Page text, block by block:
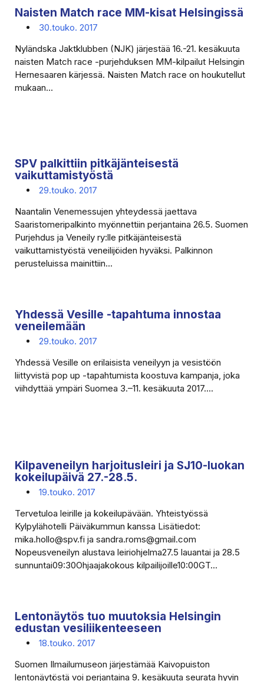
Naisten Match race MM-kisat Helsingissä
30.touko. 2017
Nyländska Jaktklubben (NJK) järjestää 16.-21. kesäkuuta
naisten Match race -purjehduksen MM-kilpailut Helsingin
Hernesaaren kärjessä. Naisten Match race on houkutellut
mukaan...
SPV palkittiin pitkäjänteisestä
vaikuttamistyöstä
29.touko. 2017
Naantalin Venemessujen yhteydessä jaettava
Saaristomeripalkinto myönnettiin perjantaina 26.5. Suomen
Purjehdus ja Veneily ry:lle pitkäjänteisestä
vaikuttamistyöstä veneilijöiden hyväksi. Palkinnon
perusteluissa mainittiin...
Yhdessä Vesille -tapahtuma innostaa
veneilemään
29.touko. 2017
Yhdessä Vesille on erilaisista veneilyyn ja vesistöön
liittyvistä pop up -tapahtumista koostuva kampanja, joka
viihdyttää ympäri Suomea 3.–11. kesäkuuta 2017....
Kilpaveneilyn harjoitusleiri ja SJ10-luokan
kokeilupäivä 27.-28.5.
19.touko. 2017
Tervetuloa leirille ja kokeilupävään. Yhteistyössä
Kylpylähotelli Päiväkummun kanssa Lisätiedot:
mika.hollo@spv.fi ja sandra.roms@gmail.com
Nopeusveneilyn alustava leiriohjelma27.5 lauantai ja 28.5
sunnuntai09:30Ohjaajakokous kilpailijoille10:00GT...
Lentonäytös tuo muutoksia Helsingin
edustan vesiliikenteeseen
18.touko. 2017
Suomen Ilmailumuseon järjestämää Kaivopuiston
lentonäytöstä voi perjantaina 9. kesäkuuta seurata hyvin